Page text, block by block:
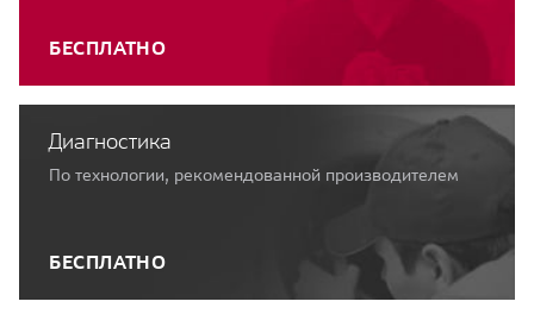
БЕСПЛАТНО
Диагностика
По технологии, рекомендованной производителем
БЕСПЛАТНО